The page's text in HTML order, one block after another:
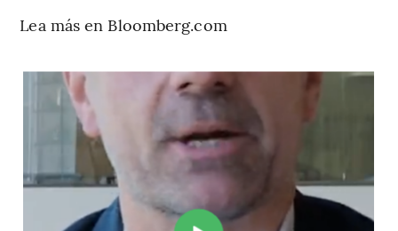
Lea más en Bloomberg.com